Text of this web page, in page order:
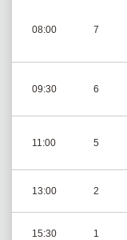
08:00 7
09:30 6
11:00 5
13:00 2
15:30 1